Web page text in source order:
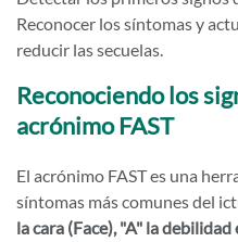
Reconocer los síntomas y
reducir las secuelas.
Reconociendo los
acrónimo FAST
El acrónimo FAST es una
síntomas más comunes del
la cara (Face), "A" la